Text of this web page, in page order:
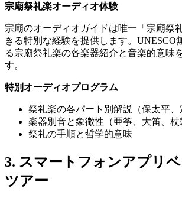
宗廟祭礼楽オーディオ体験
宗廟のオーディオガイドは唯一「宗廟祭
きる特別な経験を提供します。UNESCO
る宗廟祭礼楽の各楽器紹介と音楽的意味
す。
特別オーディオプログラム
祭礼楽の各パート別解説（保太平、
楽器別音と象徴性（亜筝、大笛、杖
祭礼の手順と哲学的意味
3. スマートフォンアプリ
ツアー